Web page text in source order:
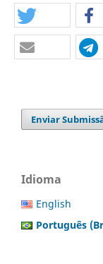
Enviar
Idioma
English
Português